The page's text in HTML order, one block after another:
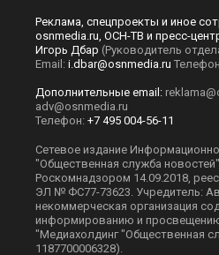
Реклама, спецпроекты и иное
osnmedia.ru, ОСН-ТВ и пресс-
Игорь Дбар (Руководитель
Email: i.dbar@osnmedia.ru
Дополнительные email:
adv@osnmedia.ru
Телефон: +7 495 004-56-11
Сетевое издание
"Общественная служба
Роскомнадзором 14.09.2018,
ЭЛ № ФС77-73623. Учредитель:
некоммерческая организация
информированию и
"Медиахолдинг "Общественная
1187700006328).